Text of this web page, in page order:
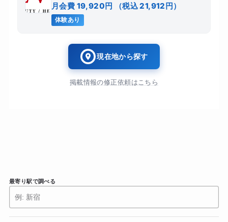
月会費 19,920円 （税込 21,912円）
体験あり
現在地から探す
掲載情報の修正依頼はこちら
最寄り駅で調べる